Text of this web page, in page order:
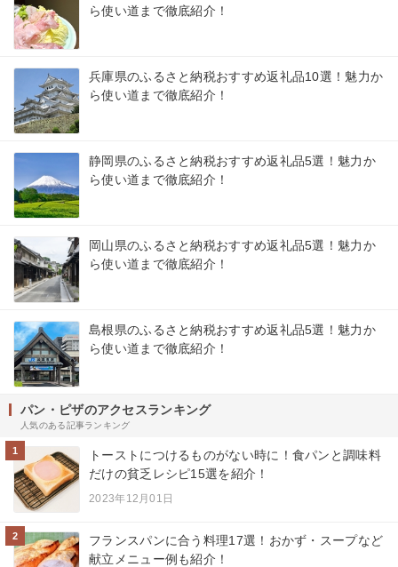
ら使い道まで徹底紹介！
兵庫県のふるさと納税おすすめ返礼品10選！魅力か
ら使い道まで徹底紹介！
静岡県のふるさと納税おすすめ返礼品5選！魅力か
ら使い道まで徹底紹介！
岡山県のふるさと納税おすすめ返礼品5選！魅力か
ら使い道まで徹底紹介！
島根県のふるさと納税おすすめ返礼品5選！魅力か
ら使い道まで徹底紹介！
パン・ピザのアクセスランキング
人気のある記事ランキング
1
トーストにつけるものがない時に！食パンと調味料
だけの貧乏レシピ15選を紹介！
2023年12月01日
2
フランスパンに合う料理17選！おかず・スープなど
献立メニュー例も紹介！